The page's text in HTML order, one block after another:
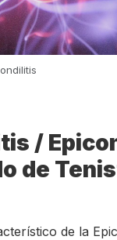
/
de
de la